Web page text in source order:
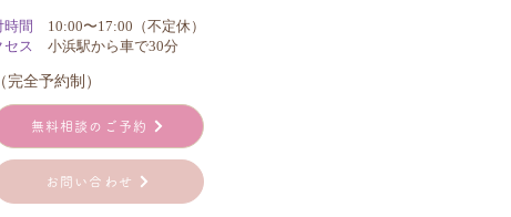
時間
10:00〜17:00（不定休）
セス 小浜駅から車で30分
​（完全予約制）
無料相談のご予約
お問い合わせ